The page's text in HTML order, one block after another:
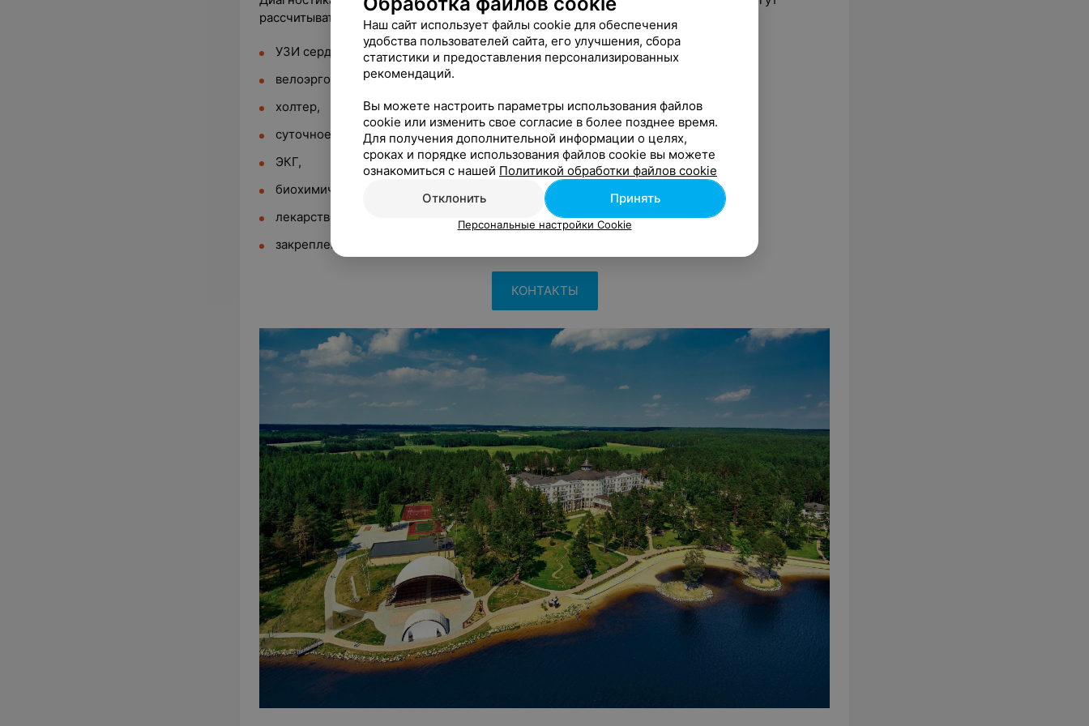
рассчитывать на весь спектр услуг:
УЗИ сердца,
велоэргометрию,
холтер,
суточное мониторирование АД,
ЭКГ,
биохимический анализ крови,
лекарственную терапию,
закрепление куратора и даже на лекции врача.
КОНТАКТЫ
Наш сайт использует файлы cookie для обеспечения
удобства пользователей сайта, его улучшения, сбора
статистики и предоставления персонализированных
рекомендаций.
Вы можете настроить параметры использования файлов
cookie или изменить свое согласие в более позднее время.
Для получения дополнительной информации о целях,
сроках и порядке использования файлов cookie вы можете
ознакомиться с нашей Политикой обработки файлов cookie
Отклонить
Принять
Персональные настройки Cookie